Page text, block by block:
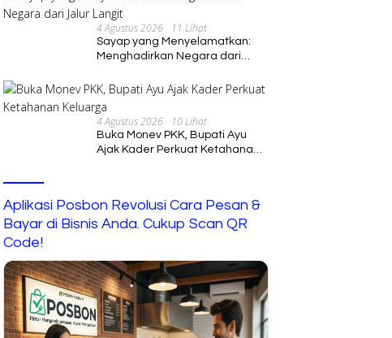
4 Agustus 2026 11 Lihat
Sayap yang Menyelamatkan:
Menghadirkan Negara dari
4 Agustus 2026 10 Lihat
Buka Monev PKK, Bupati Ayu
Ajak Kader Perkuat Ketahanan
Aplikasi Posbon Revolusi Cara Pesan &
Bayar di Bisnis Anda. Cukup Scan QR
Code!